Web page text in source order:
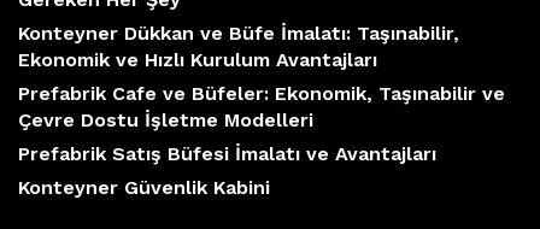
Konteyner Dükkan ve Büfe İmalatı: Taşınabilir,
Ekonomik ve Hızlı Kurulum Avantajları
Prefabrik Cafe ve Büfeler: Ekonomik, Taşınabilir ve
Çevre Dostu İşletme Modelleri
Prefabrik Satış Büfesi İmalatı ve Avantajları
Konteyner Güvenlik Kabini